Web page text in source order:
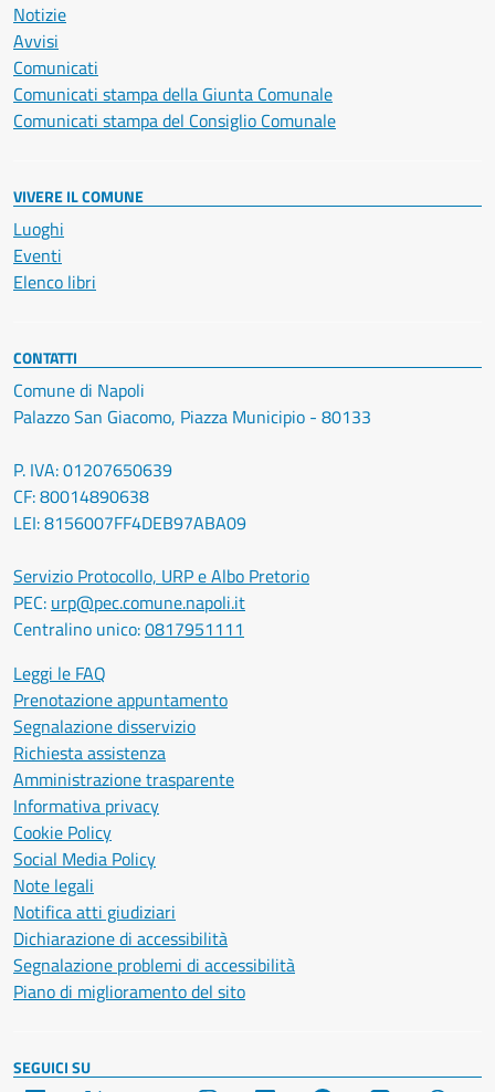
Notizie
Avvisi
Comunicati
Comunicati stampa della Giunta Comunale
Comunicati stampa del Consiglio Comunale
VIVERE IL COMUNE
Luoghi
Eventi
Elenco libri
CONTATTI
Comune di Napoli
Palazzo San Giacomo, Piazza Municipio - 80133
P. IVA: 01207650639
CF: 80014890638
LEI: 8156007FF4DEB97ABA09
Servizio Protocollo, URP e Albo Pretorio
PEC: urp@pec.comune.napoli.it
Centralino unico:0817951111
Leggi le FAQ
Prenotazione appuntamento
Segnalazione disservizio
Richiesta assistenza
Amministrazione trasparente
Informativa privacy
Cookie Policy
Social Media Policy
Note legali
Notifica atti giudiziari
Dichiarazione di accessibilità
Segnalazione problemi di accessibilità
Piano di miglioramento del sito
SEGUICI SU